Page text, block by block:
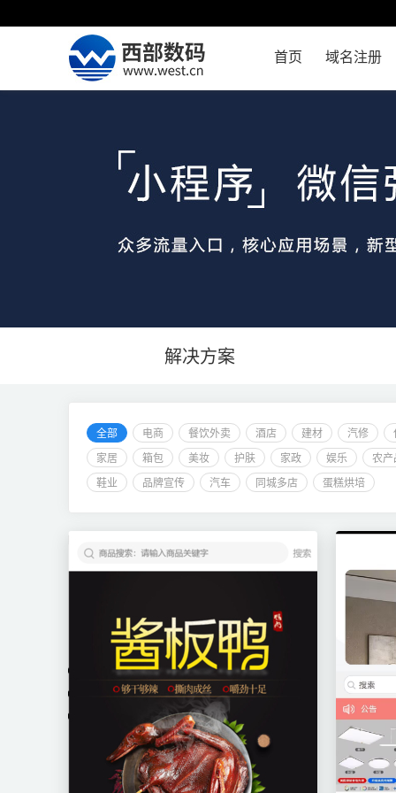
首页 域名注册
解决方案
全部 电商 餐饮外卖 酒店 建材 汽修
家居
箱包 美妆 护肤 家政 娱乐
农产
鞋业
品牌宣传 汽车 同城多店 蛋糕烘培